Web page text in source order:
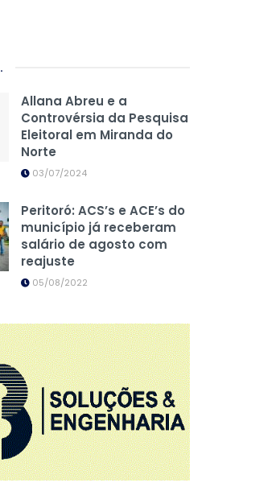
.
Allana Abreu e a
Controvérsia da Pesquisa
Eleitoral em Miranda do
Norte
03/07/2024
Peritoró: ACS’s e ACE’s do
município já receberam
salário de agosto com
reajuste
05/08/2022